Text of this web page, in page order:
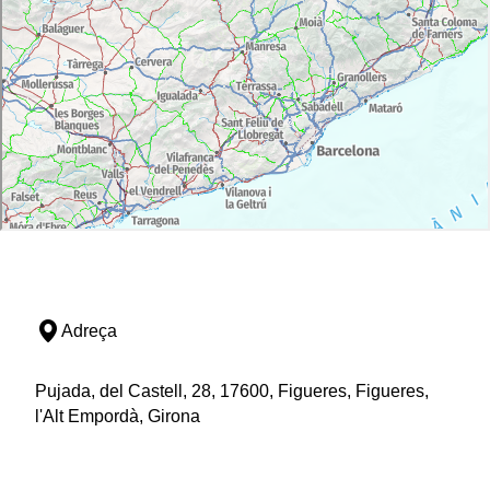
Adreça
Pujada, del Castell, 28, 17600, Figueres, Figueres,
l'Alt Empordà, Girona